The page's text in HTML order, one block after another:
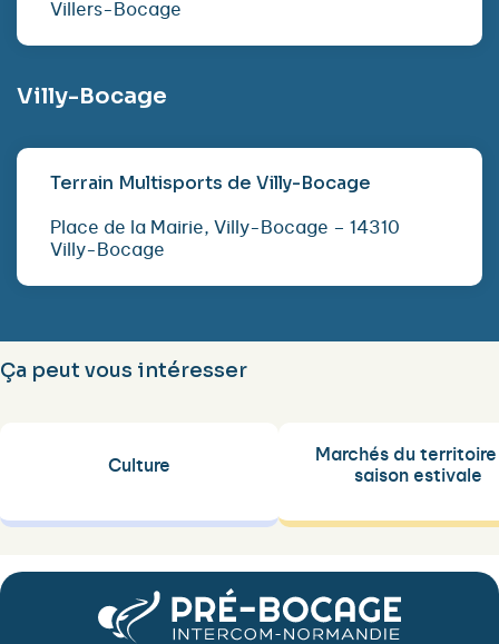
Villers-Bocage
Villy-Bocage
Terrain Multisports de Villy-Bocage
Place de la Mairie, Villy-Bocage – 14310
Villy-Bocage
Ça peut vous intéresser
Culture
Marchés du
saison estivale